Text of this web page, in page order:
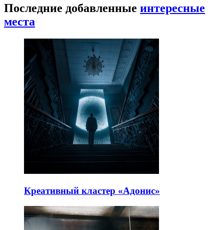
Последние добавленные интересные
места
Креативный кластер «Адонис»